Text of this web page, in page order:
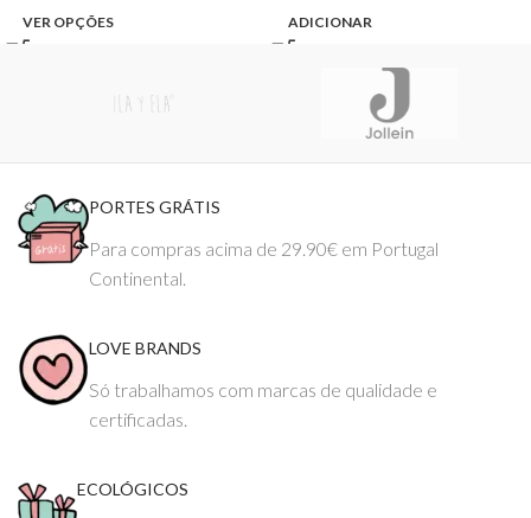
VER OPÇÕES ADICIONAR
PORTES GRÁTIS
Para compras acima de 29.90€ em Portugal
Continental.
LOVE BRANDS
Só trabalhamos com marcas de qualidade e
certificadas.
ECOLÓGICOS